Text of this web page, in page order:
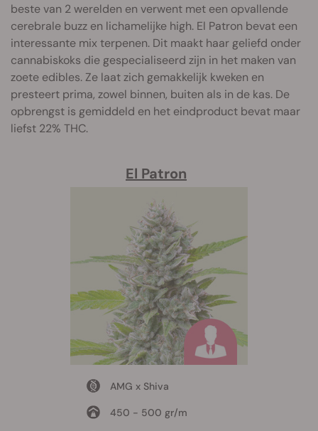
beste van 2 werelden en verwent met een opvallende
cerebrale buzz en lichamelijke high. El Patron bevat een
interessante mix terpenen. Dit maakt haar geliefd onder
cannabiskoks die gespecialiseerd zijn in het maken van
zoete edibles. Ze laat zich gemakkelijk kweken en
presteert prima, zowel binnen, buiten als in de kas. De
opbrengst is gemiddeld en het eindproduct bevat maar
liefst 22% THC.
El Patron
AMG x Shiva
450 - 500 gr/m